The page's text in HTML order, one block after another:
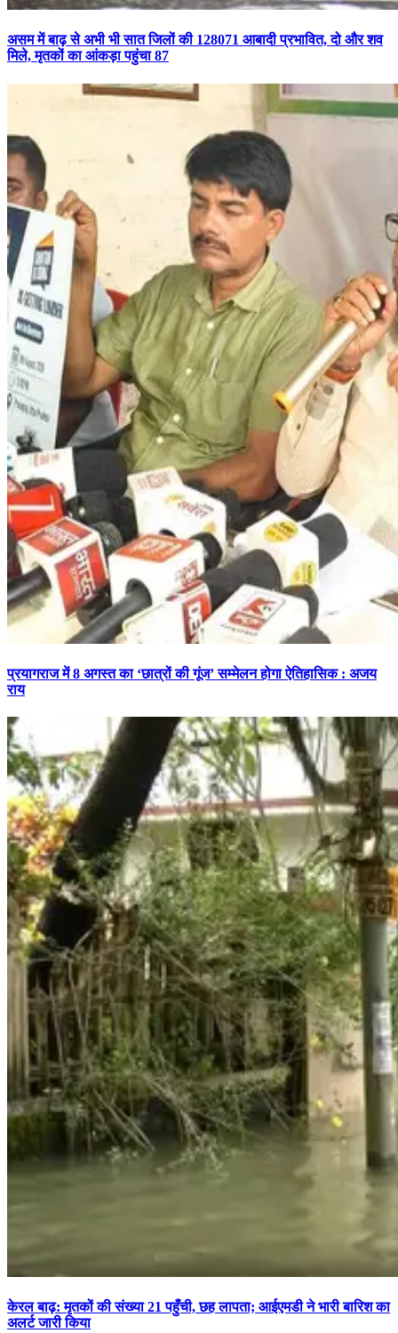
असम में बाढ़ से अभी भी सात जिलों की 128071 आबादी प्रभावित, दो और शव
मिले, मृतकों का आंकड़ा पहुंचा 87
प्रयागराज में 8 अगस्त का ‘छात्रों की गूंज’ सम्मेलन होगा ऐतिहासिक : अजय
राय
केरल बाढ़: मृतकों की संख्या 21 पहुँची, छह लापता; आईएमडी ने भारी बारिश का
अलर्ट जारी किया